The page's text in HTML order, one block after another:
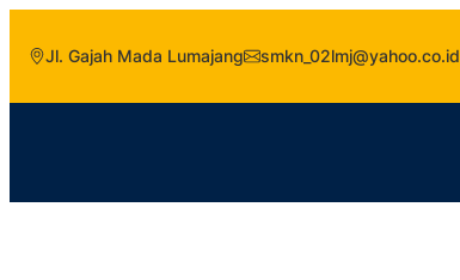
Jl. Gajah Mada Lumajang smkn_02lmj@yahoo.co.id